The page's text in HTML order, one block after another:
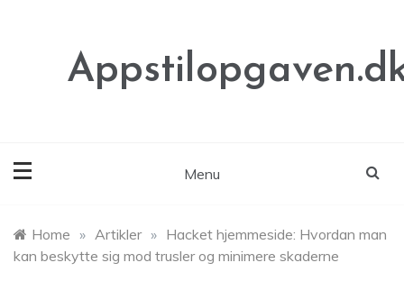
Menu
Home » Artikler » Hacket hjemmeside: Hvordan man
kan beskytte sig mod trusler og minimere skaderne